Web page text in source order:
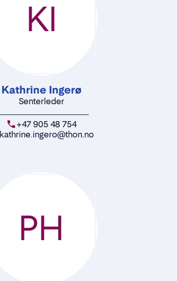
Kathrine Ingerø
Senterleder
+47 905 48 754
kathrine.ingero@thon.no
KI
PH